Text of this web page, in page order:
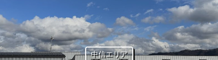
中信エリア